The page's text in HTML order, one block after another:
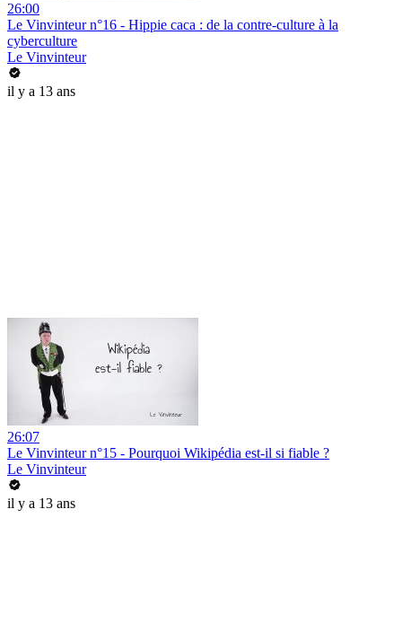
26:00
Le Vinvinteur n°16 - Hippie caca : de la contre-culture à la
cyberculture
Le Vinvinteur
il y a 13 ans
26:07
Le Vinvinteur n°15 - Pourquoi Wikipédia est-il si fiable ?
Le Vinvinteur
il y a 13 ans